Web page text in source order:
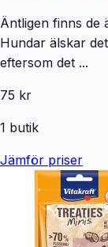
Äntligen finns de
Hundar älskar
eftersom det ...
75 kr
1 butik
Jämför priser